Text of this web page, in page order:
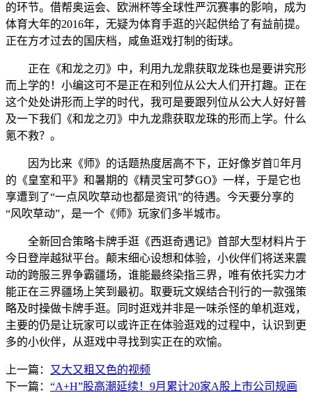
的环节。借帮奥运会、欧洲杯等全球性严沉赛事的影响，成为
体育大年的2016年，无疑为体育手逛的兴起供给了有益前提。
正在方才过去的国庆档，咸鱼逛戏打制的街球。
正在《和龙之刃》中，利用九龙鼎获取龙珠也是要讲究形
而上学的！小编这可不是正在和列位从公大人们开打趣。正在
这个处处讲形而上学的时代，我可是要跟列位从公大人好好普
及一下我们《和龙之刃》中九龙鼎获取龙珠的形而上学。什么
氪不救？。
因为比来《师》的话题热度居高不下，正好像岁首年月
的《皇室和平》和暑期的《精灵宝可梦GO》一样，于是它也
享遭到了“一点风吹草动也都是资讯”的待遇。今天要分享的
“风吹草动”，是一个《师》玩家们多半城市。
全新回合策略卡牌手逛《西逛奇遇记》首部大型材料片于
今日登岸越狱平台。颠末细心设想和体验，小伙伴们将送来震
动的跨服三界争霸疆场，谁能最终染指三界，唯有依托实力才
能正在三界疆场上笑到最初。取要玩文娱结合刊行的一款强策
略及时操做卡牌手逛。同时逛戏并非是一味杀怪的单机逛戏，
主要的仍是让玩家可以或许正在体验逛戏的过程中，认识到更
多的小伙伴，从逛戏中寻找到实正在的欢愉。
上一篇： 又大又粗又色的视频
下一篇： “A+H”股高潮延续！9月累计20家A股上市公司规画